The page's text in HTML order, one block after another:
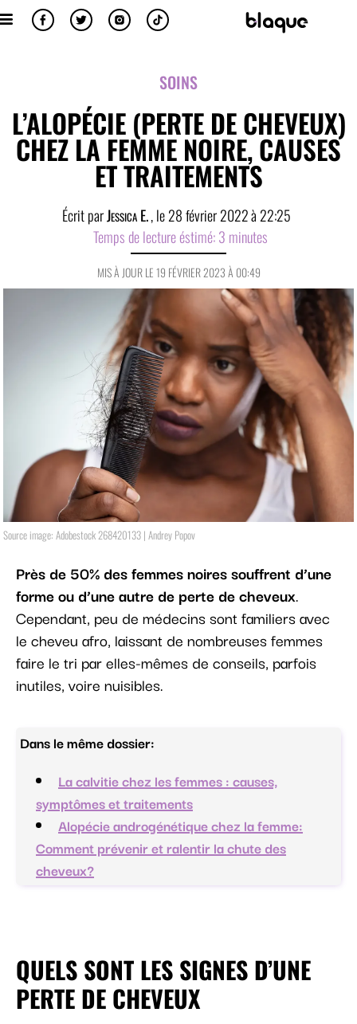
SOINS
L’ALOPÉCIE (PERTE DE CHEVEUX)
CHEZ LA FEMME NOIRE, CAUSES
ET TRAITEMENTS
Écrit parJessica E., le28 février 2022à 22:25
Temps de lecture éstimé: 3 minutes
MIS À JOUR LE 19 FÉVRIER 2023 À 00:49
Source image: Adobestock 268420133 | Andrey Popov
Près de 50% des femmes noires souffrent d’une
forme ou d’une autre de perte de cheveux.
Cependant, peu de médecins sont familiers avec
le cheveu afro, laissant de nombreuses femmes
faire le tri par elles-mêmes de conseils, parfois
inutiles, voire nuisibles.
Dans le même dossier:
La calvitie chez les femmes : causes,
symptômes et traitements
Alopécie androgénétique chez la femme:
Comment prévenir et ralentir la chute des
cheveux?
QUELS SONT LES SIGNES D’UNE
PERTE DE CHEVEUX